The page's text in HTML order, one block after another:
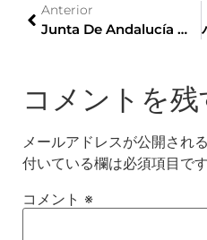
Anterior
Junta De Andalucía は、企業とバイヤーの間で東京にショールームを開設し、日本におけるアンダルシア フラメンコ ファッションのプレゼンスを強化します。
コメントを残
メールアドレスが公開され
付いている欄は必須項目です
コメント ※